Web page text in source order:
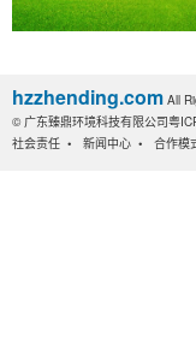
hzzhending.com All
© 广东臻鼎环境科技有限公司粤
社会责任 • 新闻中心 • 合作模